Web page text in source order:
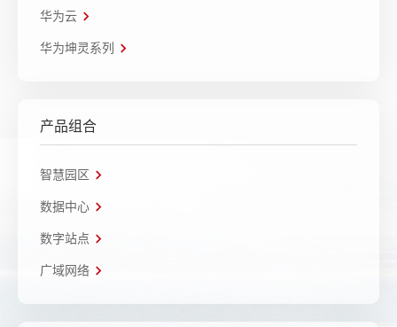
华为云
华为坤灵系列
产品组合
智慧园区
数据中心
数字站点
广域网络